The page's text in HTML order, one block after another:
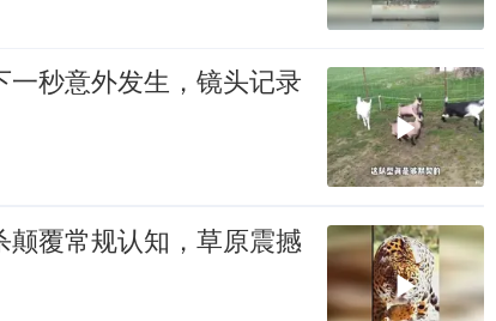
秒意外发生，镜头记录
覆常规认知，草原震撼